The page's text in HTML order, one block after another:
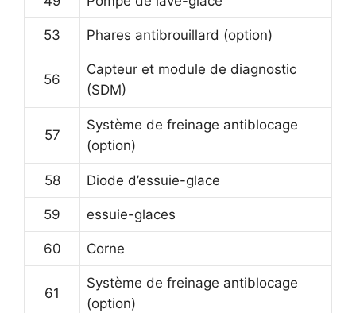
53 Phares antibrouillard (option)
56
Capteur et module de diagnostic
(SDM)
57
Système de freinage antiblocage
(option)
58 Diode d’essuie-glace
59 essuie-glaces
60 Corne
61
Système de freinage antiblocage
(option)